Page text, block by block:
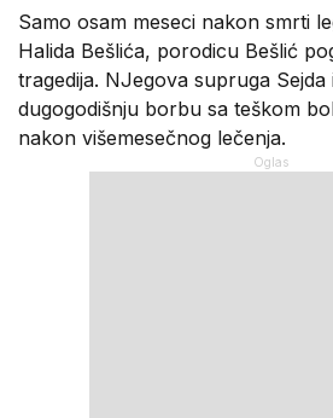
Samo osam meseci nakon smrti
Halida Bešlića, porodicu Bešlić
tragedija. NJegova supruga Sejda
dugogodišnju borbu sa teškom
nakon višemesečnog lečenja.